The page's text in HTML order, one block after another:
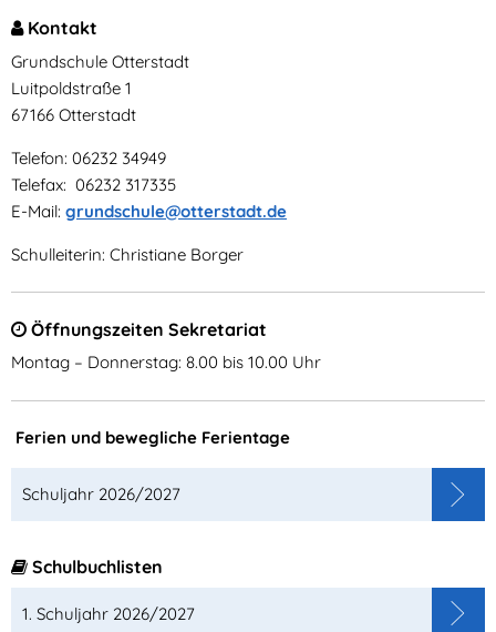
Kontakt
Grundschule Otterstadt
Luitpoldstraße 1
67166 Otterstadt
Telefon: 06232 34949
Telefax: 06232 317335
E-Mail: grundschule@otterstadt.de
Schulleiterin: Christiane Borger
Öffnungszeiten Sekretariat
Montag – Donnerstag: 8.00 bis 10.00 Uhr
Ferien und bewegliche Ferientage
Schuljahr 2026/2027
Schulbuchlisten
1. Schuljahr 2026/2027